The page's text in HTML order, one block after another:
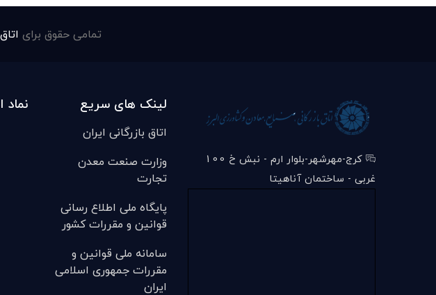
تمامی حقوق برای
کرج-مهرشهر-بلوار ارم - نبش خ 100
غربی - ساختمان آناهیتا
لینک های سریع
اتاق بازرگانی ایران
وزارت صنعت معدن
تجارت
پایگاه ملی اطلاع رسانی
قوانین و مقررات کشور
سامانه ملی قوانين و
مقررات جمهوری اسلامی
ایران
نماد